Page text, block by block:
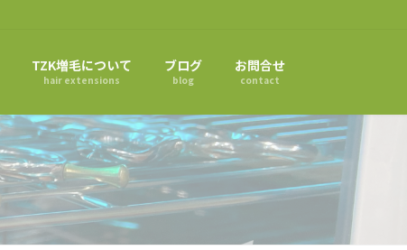
TZK増毛について
hair extensions
ブログ
blog
お問合せ
contact